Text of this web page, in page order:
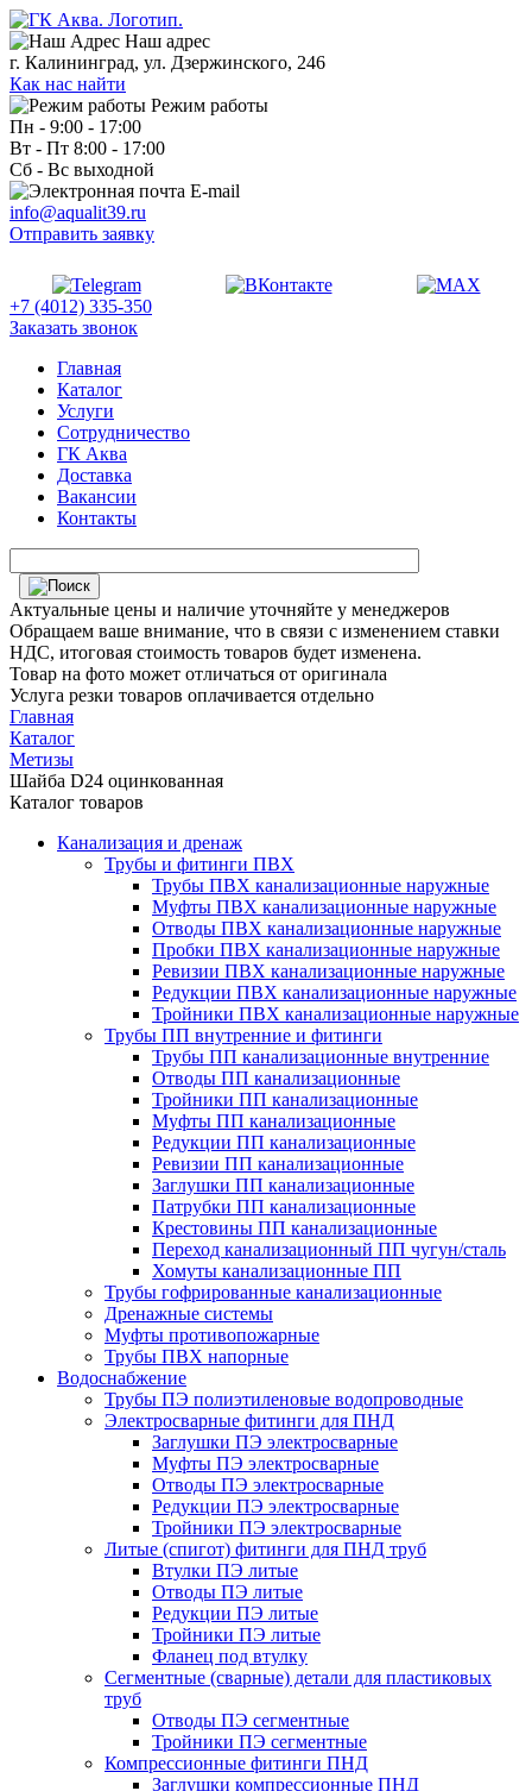
Наш адрес
г. Калининград, ул. Дзержинского, 246
Как нас найти
Режим работы
Пн - 9:00 - 17:00
Вт - Пт 8:00 - 17:00
Сб - Вс выходной
E-mail
info@aqualit39.ru
Отправить заявку
+7 (4012) 335-350
Заказать звонок
Главная
Каталог
Услуги
Сотрудничество
ГК Аква
Доставка
Вакансии
Контакты
Актуальные цены и наличие уточняйте у менеджеров
Обращаем ваше внимание, что в связи с изменением ставки
НДС, итоговая стоимость товаров будет изменена.
Товар на фото может отличаться от оригинала
Услуга резки товаров оплачивается отдельно
Главная
Каталог
Метизы
Шайба D24 оцинкованная
Каталог товаров
Канализация и дренаж
Трубы и фитинги ПВХ
Трубы ПВХ канализационные наружные
Муфты ПВХ канализационные наружные
Отводы ПВХ канализационные наружные
Пробки ПВХ канализационные наружные
Ревизии ПВХ канализационные наружные
Редукции ПВХ канализационные наружные
Тройники ПВХ канализационные наружные
Трубы ПП внутренние и фитинги
Трубы ПП канализационные внутренние
Отводы ПП канализационные
Тройники ПП канализационные
Муфты ПП канализационные
Редукции ПП канализационные
Ревизии ПП канализационные
Заглушки ПП канализационные
Патрубки ПП канализационные
Крестовины ПП канализационные
Переход канализационный ПП чугун/сталь
Хомуты канализационные ПП
Трубы гофрированные канализационные
Дренажные системы
Муфты противопожарные
Трубы ПВХ напорные
Водоснабжение
Трубы ПЭ полиэтиленовые водопроводные
Электросварные фитинги для ПНД
Заглушки ПЭ электросварные
Муфты ПЭ электросварные
Отводы ПЭ электросварные
Редукции ПЭ электросварные
Тройники ПЭ электросварные
Литые (спигот) фитинги для ПНД труб
Втулки ПЭ литые
Отводы ПЭ литые
Редукции ПЭ литые
Тройники ПЭ литые
Фланец под втулку
Сегментные (сварные) детали для пластиковых
труб
Отводы ПЭ сегментные
Тройники ПЭ сегментные
Компрессионные фитинги ПНД
Заглушки компрессионные ПНД